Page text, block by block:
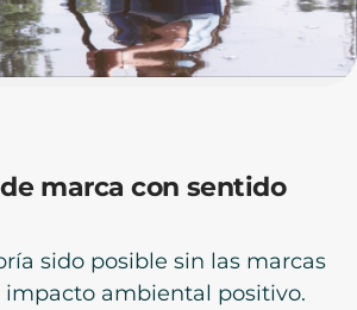
marca con sentido
sido posible sin las marcas
ambiental positivo.